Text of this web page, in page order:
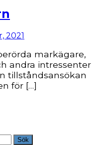
2021
markägare,
andra intressenter
tillståndsansökan
för […]
Sök